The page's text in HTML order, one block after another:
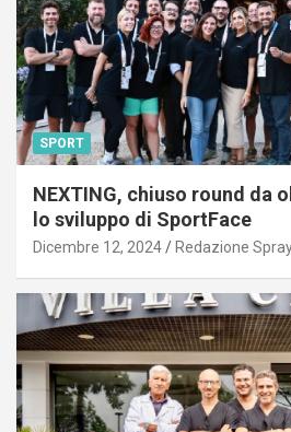
SPORT
NEXTING, chiuso round da
lo sviluppo di SportFace
Dicembre 12, 2024 Redazione